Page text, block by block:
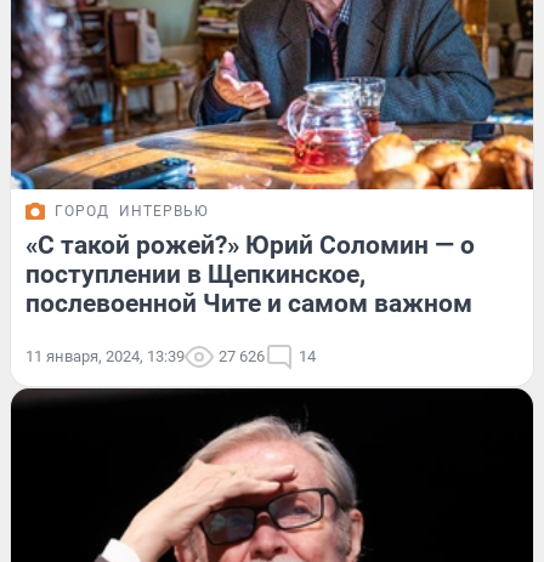
ГОРОД ИНТЕРВЬЮ
«С такой рожей?» Юрий Соломин — о
поступлении в Щепкинское,
послевоенной Чите и самом важном
11 января, 2024, 13:39 27 626 14